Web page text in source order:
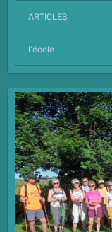
ARTICLES
l'école